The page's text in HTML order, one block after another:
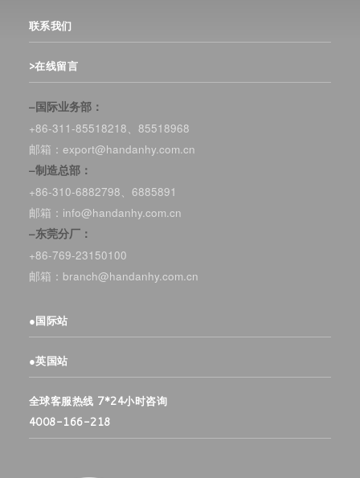
联系我们
>在线留言
–国际业务部：
+86-311-85518218、85518968
邮箱：export@handanhy.com.cn
–制造总部：
+86-310-6882798、6885891
邮箱：info@handanhy.com.cn
–东莞分厂：
+86-769-23150100
邮箱：branch@handanhy.com.cn
●国际站
●英国站
全球客服热线 7*24小时咨询
4008-166-218